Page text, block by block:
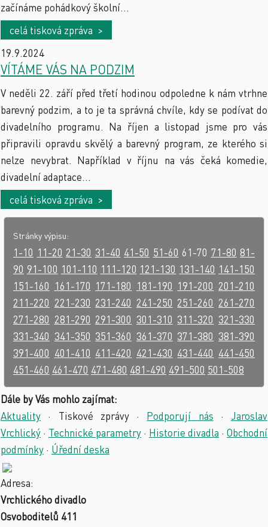
začínáme pohádkový školní...
celá tisková zpráva >
19.9.2024
VÍTÁME VÁS NA PODZIM
V neděli 22. září před třetí hodinou odpoledne k nám vtrhne
barevný podzim, a to je ta správná chvíle, kdy se podívat do
divadelního programu. Na říjen a listopad jsme pro vás
připravili opravdu skvělý a barevný program, ze kterého si
nelze nevybrat. Například v říjnu na vás čeká komedie,
divadelní adaptace...
celá tisková zpráva >
Stránky výpisu:
1-10 11-20 21-30 31-40 41-50 51-60 61-70 71-80 81-
90 91-100 101-110 111-120 121-130 131-140 141-150
151-160 161-170 171-180 181-190 191-200 201-210
211-220 221-230 231-240 241-250 251-260 261-270
271-280 281-290 291-300 301-310 311-320 321-330
331-340 341-350 351-360 361-370 371-380 381-390
391-400 401-410 411-420 421-430 431-440 441-450
451-460 461-470 471-480 481-490 491-500 501-508
Dále by Vás mohlo zajímat:
Aktuality · Tiskové zprávy· Podporují nás · Jaroslav
Vrchlický · Technické parametry · Historie divadla · Obchodní
podmínky · Úřední deska
Adresa:
Vrchlického divadlo
Osvoboditelů 411